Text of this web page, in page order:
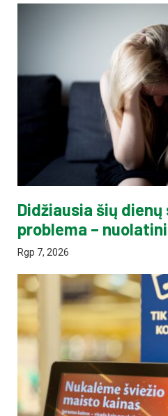
Didžiausia šių
problema –
Rgp 7, 2026